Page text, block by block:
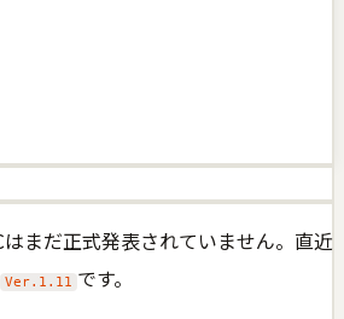
まだ正式発表されていません。直近
Ver.1.11 です。